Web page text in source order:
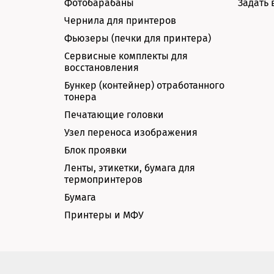
Фотобарабаны
Чернила для принтеров
Фьюзеры (печки для принтера)
Сервисные комплекты для
восстановления
Бункер (контейнер) отработанного
тонера
Печатающие головки
Узел переноса изображения
Блок проявки
Ленты, этикетки, бумага для
термопринтеров
Бумага
Принтеры и МФУ
Задать